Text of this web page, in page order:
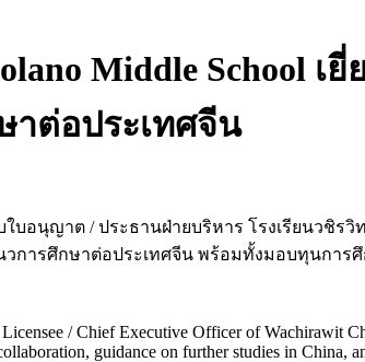
Middle School
ต่อประเทศจีน
ญาต / ประธานฝ่ายบริหาร โรงเรียนวชิรวิทย์
รศึกษาต่อประเทศจีน พร้อมทั้งมอบทุนการศึ
/ Chief Executive Officer of
guidance on further studies in China,